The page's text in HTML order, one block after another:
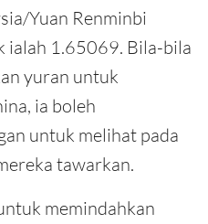
Yuan Renminbi
ialah 1.65069. Bila-bila
yuran untuk
ia boleh
untuk melihat pada
tawarkan.
memindahkan